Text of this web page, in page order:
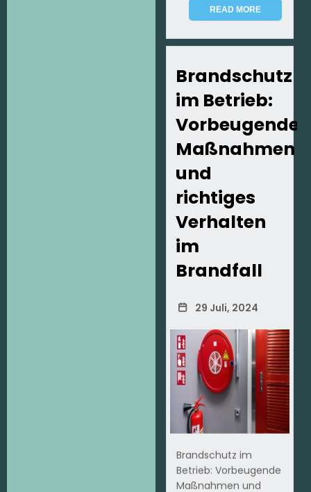
READ MORE
Brandschutz
im Betrieb:
Vorbeugende
Maßnahmen
und
richtiges
Verhalten
im
Brandfall
29 Juli, 2024
Brandschutz im
Betrieb: Vorbeugende
Maßnahmen und